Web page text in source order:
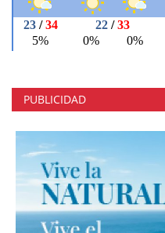
PUBLICIDAD